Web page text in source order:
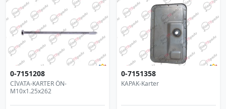
0-7151208
CİVATA-KARTER ÖN-
M10x1.25x262
0-7151358
KAPAK-Karter